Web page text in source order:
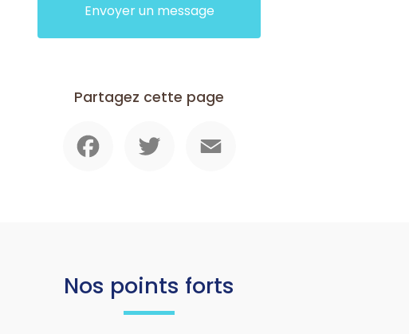
Envoyer un message
Partagez cette page
Nos points forts